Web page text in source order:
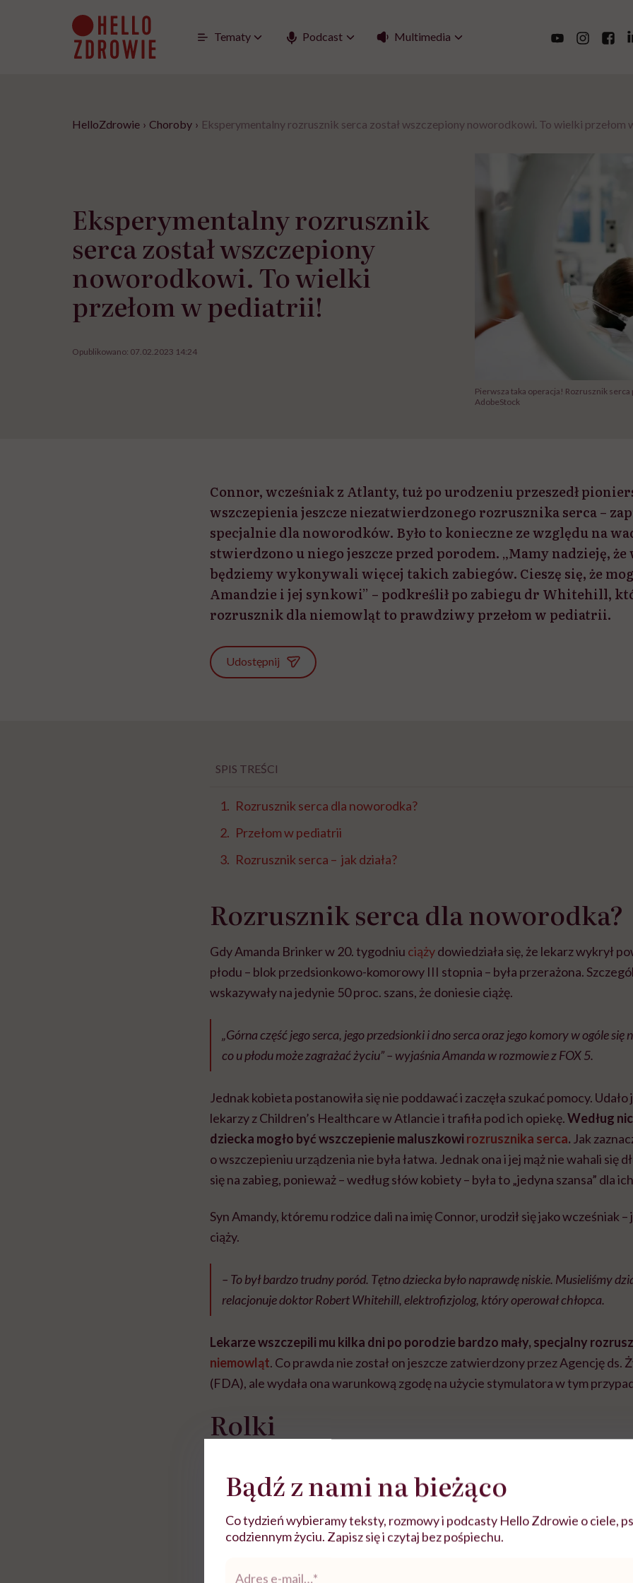
Tematy Podcast Multimedia
HelloZdrowie › Choroby › Eksperymentalny rozrusznik serca został wszczepiony noworodkowi. To wielki przełom
Eksperymentalny rozrusznik
serca został wszczepiony
noworodkowi. To wielki
przełom w pediatrii!
Opublikowano: 07.02.2023 14:24
Pierwsza taka operacja! Rozrusznik
AdobeStock
Connor, wcześniak z Atlanty, tuż po urodzeniu przeszedł
wszczepienia jeszcze niezatwierdzonego rozrusznika serca –
specjalnie dla noworodków. Było to konieczne ze względu na
stwierdzono u niego jeszcze przed porodem. „Mamy nadzieję, że
będziemy wykonywali więcej takich zabiegów. Cieszę się, że
Amandzie i jej synkowi” – podkreślił po zabiegu dr Whitehill,
rozrusznik dla niemowląt to prawdziwy przełom w pediatrii.
Udostępnij
SPIS TREŚCI
Rozrusznik serca dla noworodka?
Przełom w pediatrii
Rozrusznik serca – jak działa?
Rozrusznik serca dla noworodka?
Gdy Amanda Brinker w 20. tygodniu ciążydowiedziała się, że lekarz wykrył
płodu – blok przedsionkowo-komorowy III stopnia – była przerażona.
wskazywały na jedynie 50 proc. szans, że doniesie ciążę.
„Górna część jego serca, jego przedsionki i dno serca oraz jego komory w ogóle się
co u płodu może zagrażać życiu” – wyjaśnia Amanda w rozmowie z FOX 5.
Jednak kobieta postanowiła się nie poddawać i zaczęła szukać pomocy.
lekarzy z Children’s Healthcare w Atlancie i trafiła pod ich opiekę.Według
dziecka mogło być wszczepienie maluszkowi rozrusznika serca. Jak
o wszczepieniu urządzenia nie była łatwa. Jednak ona i jej mąż nie wahali się
się na zabieg, ponieważ – według słów kobiety – była to „jedyna szansa” dla
Syn Amandy, któremu rodzice dali na imię Connor, urodził się jako wcześniak
ciąży.
– To był bardzo trudny poród. Tętno dziecka było naprawdę niskie. Musieliśmy
relacjonuje doktor Robert Whitehill, elektrofizjolog, który operował chłopca.
Lekarze wszczepili mu kilka dni po porodzie bardzo mały, specjalny
niemowląt. Co prawda nie został on jeszcze zatwierdzony przez Agencję ds.
(FDA), ale wydała ona warunkową zgodę na użycie stymulatora w tym
Rolki
Bądź z nami na bieżąco
Co tydzień wybieramy teksty, rozmowy i podcasty Hello Zdrowie o ciele,
codziennym życiu. Zapisz się i czytaj bez pośpiechu.